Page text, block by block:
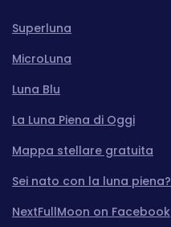
Superluna
MicroLuna
Luna Blu
La Luna Piena di Oggi
Mappa stellare gratuita
Sei nato con la luna piena?
NextFullMoon on Facebook